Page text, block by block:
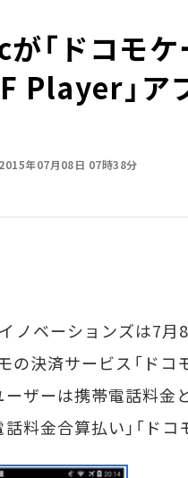
「ドコモケ
」ア
2015年07月08日 07時38分
ベーションズは7月
決済サービス「ドコ
ーザーは携帯電話料
料金合算払い」「ドコ